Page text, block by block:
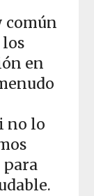
común
en
no lo
para